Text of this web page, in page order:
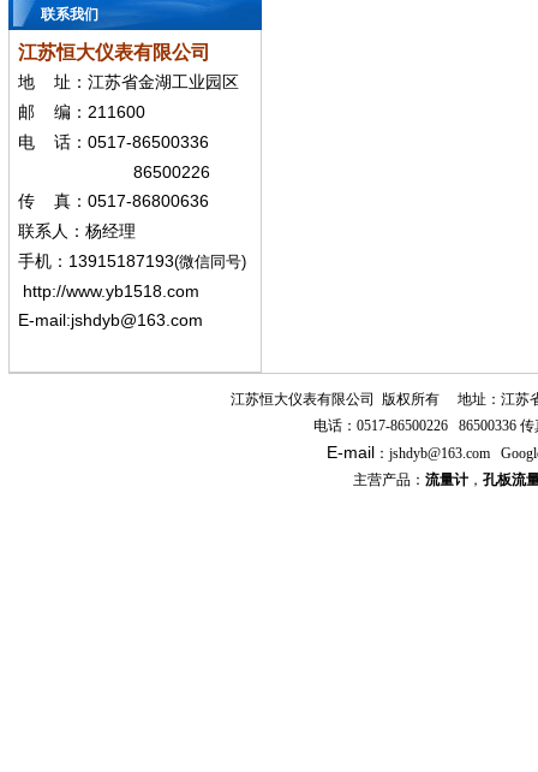
联系我们
江苏恒大仪表有限公司
地
址：江苏省金湖工业园区
邮
编： 211600
电 话： 0517-86500336
86500226
传 真： 0517-86800636
联系人：杨经理
手机 ： 13915187193(微信同号)
http://www.yb1518.com
E-mail:jshdyb@163.com
江苏恒大仪表有限公司 版权所有
地址：江苏
电话： 0517-86500226 86500336 传
E-mail ： jshdyb@163.com
主营产品： 流量计， 孔板流